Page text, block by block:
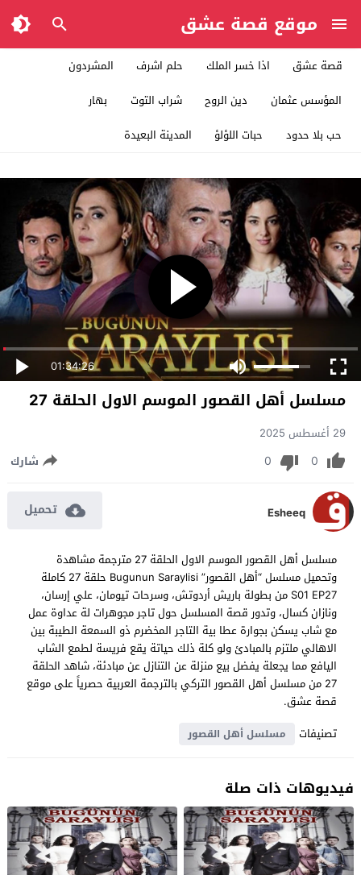
موقع قصة عشق
قصة عشق اذا خسر الملك حلم اشرف
المشردون
المؤسس عثمان
دين الروح شراب التوت
بهار
حب بلا حدود
حبات اللؤلؤ المدينة البعيدة
01:34:26
مسلسل أهل القصور الموسم الاول الحلقة 27
29 أغسطس 2025
0
0 شارك
Esheeq تحميل
مسلسل أهل القصور الموسم الاول الحلقة 27 مترجمة مشاهدة
وتحميل مسلسل “أهل القصور” Bugunun Saraylisi حلقة 27 كاملة
S01 EP27 من بطولة باريش أردوتش، وسرحات تيومان، علي إرسان،
ونازان كسال، وتدور قصة المسلسل حول تاجر مجوهرات لة عداوة عمل
مع شاب يسكن بجوارة عطا بية التاجر المخضرم ذو السمعة الطيبة بين
الاهالي ملتزم بالمبادئ ولو كلة ذلك حياتة يقع فريسة لطمع الشاب
اليافع مما يجعلة يفضل بيع منزلة عن التنازل عن مبادئة، شاهد الحلقة
27 من مسلسل أهل القصور التركي بالترجمة العربية حصرياً على موقع
قصة عشق.
تصنيفات
مسلسل أهل القصور
فيديوهات ذات صلة